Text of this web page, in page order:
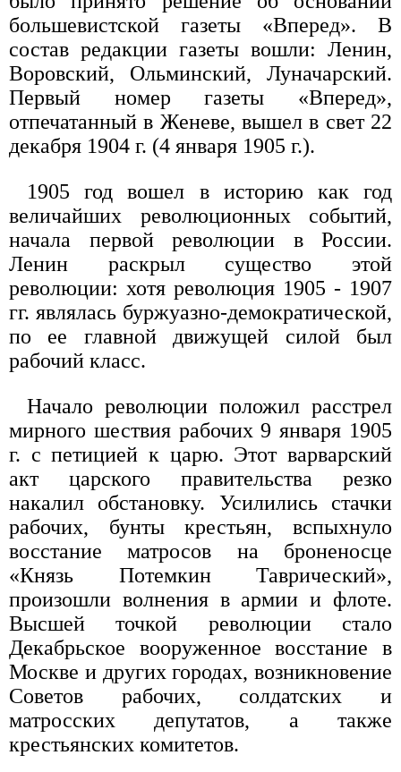
большевистской газеты «Вперед». В
состав редакции газеты вошли: Ленин,
Воровский, Ольминский, Луначарский.
Первый номер газеты «Вперед»,
отпечатанный в Женеве, вышел в свет 22
декабря 1904 г. (4 января 1905 г.).
1905 год вошел в историю как год
величайших революционных событий,
начала первой революции в России.
Ленин раскрыл существо этой
революции: хотя революция 1905 - 1907
гг. являлась буржуазно-демократической,
по ее главной движущей силой был
рабочий класс.
Начало революции положил расстрел
мирного шествия рабочих 9 января 1905
г. с петицией к царю. Этот варварский
акт царского правительства резко
накалил обстановку. Усилились стачки
рабочих, бунты крестьян, вспыхнуло
восстание матросов на броненосце
«Князь Потемкин Таврический»,
произошли волнения в армии и флоте.
Высшей точкой революции стало
Декабрьское вооруженное восстание в
Москве и других городах, возникновение
Советов рабочих, солдатских и
матросских депутатов, а также
крестьянских комитетов.